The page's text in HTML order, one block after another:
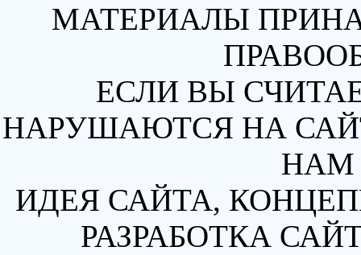
МАТЕРИАЛЫ
ЕСЛИ ВЫ
НАРУШАЮТСЯ НА
НАМ
ИДЕЯ САЙТА,
РАЗРАБОТКА